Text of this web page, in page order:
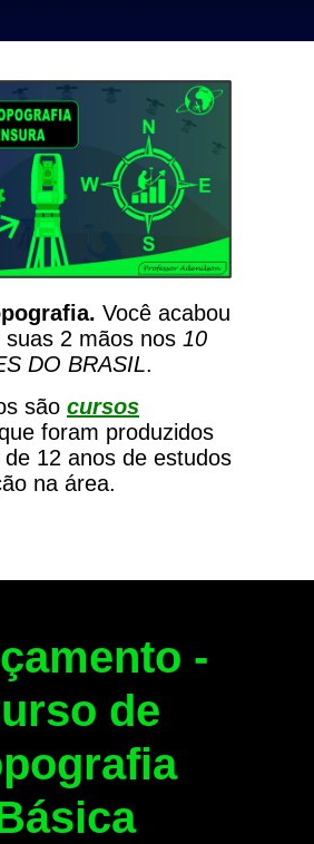
Você acabou
suas 2 mãos nos 10
DO BRASIL.
são cursos
foram produzidos
12 anos de estudos
na área.
-
de